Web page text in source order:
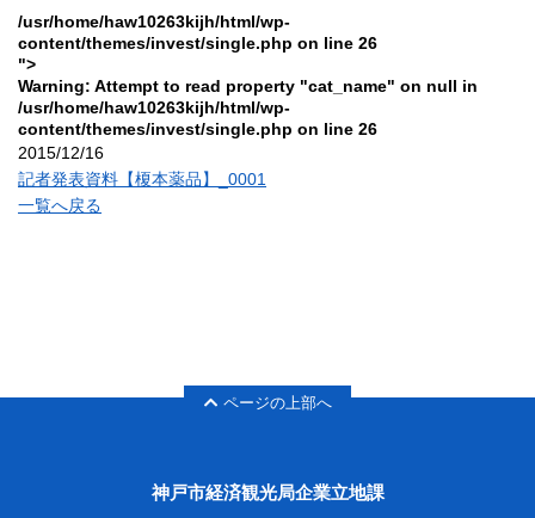
/usr/home/haw10263kijh/html/wp-
content/themes/invest/single.php on line 26
">
Warning: Attempt to read property "cat_name" on null in
/usr/home/haw10263kijh/html/wp-
content/themes/invest/single.php on line 26
2015/12/16
記者発表資料【榎本薬品】_0001
一覧へ戻る
ページの上部へ
神戸市経済観光局企業立地課